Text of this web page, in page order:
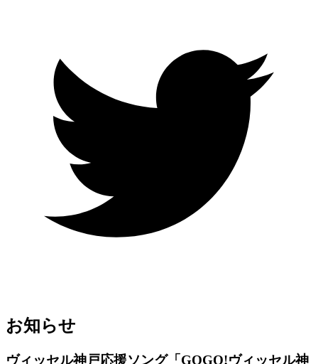
お知らせ
ヴィッセル神戸応援ソング「GOGO!ヴィッセル神